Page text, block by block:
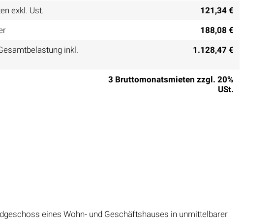
exkl. Ust.
121,34 €
188,08 €
inkl.
1.128,47 €
3 Bruttomonatsmieten zzgl. 20%
USt.
eines Wohn- und Geschäftshauses in unmittelbarer